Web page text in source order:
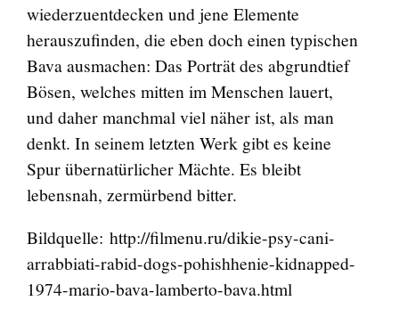
wiederzuentdecken und jene Elemente
herauszufinden, die eben doch einen typischen
Bava ausmachen: Das Porträt des abgrundtief
Bösen, welches mitten im Menschen lauert,
und daher manchmal viel näher ist, als man
denkt. In seinem letzten Werk gibt es keine
Spur übernatürlicher Mächte. Es bleibt
lebensnah, zermürbend bitter.
Bildquelle: http://filmenu.ru/dikie-psy-cani-
arrabbiati-rabid-dogs-pohishhenie-kidnapped-
1974-mario-bava-lamberto-bava.html